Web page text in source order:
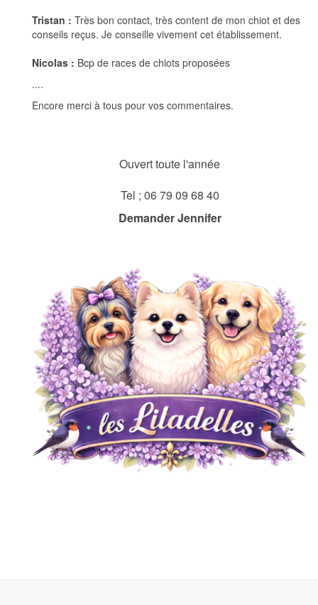
Tristan : Très bon contact, très content de mon chiot et des
conseils reçus. Je conseille vivement cet établissement.
Nicolas : Bcp de races de chiots proposées
....
Encore merci à tous pour vos commentaires.
Ouvert toute l'année
Tel ; 06 79 09 68 40
Demander Jennifer